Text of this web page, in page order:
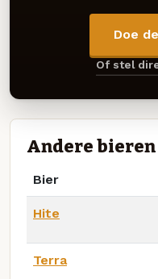
Doe
Of stel
Andere
Bier
Hite
Terra